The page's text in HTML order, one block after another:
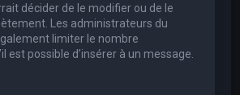
décider de le modifier ou de le
Les administrateurs du
limiter le nombre
est possible d’insérer à un message.